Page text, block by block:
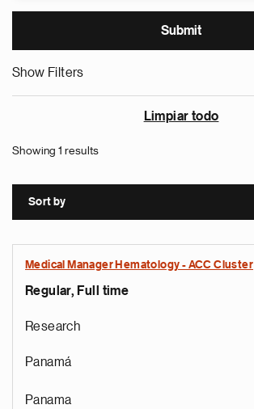
Show Filters
Limpiar todo
Showing 1 results
Sort by
Medical Manager Hematology - ACC Cluster
Regular, Full time
Research
Panamá
Panama